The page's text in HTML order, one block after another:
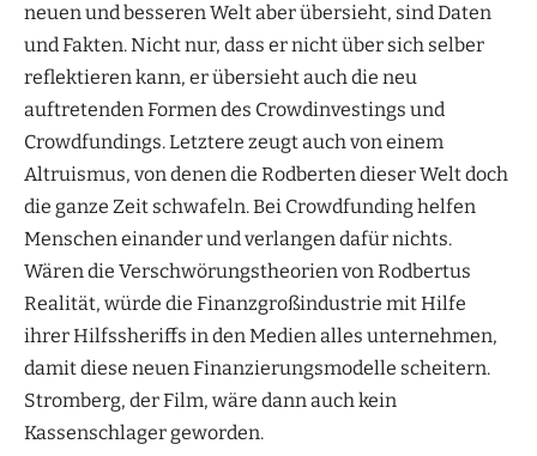
neuen und besseren Welt aber übersieht, sind Daten
und Fakten. Nicht nur, dass er nicht über sich selber
reflektieren kann, er übersieht auch die neu
auftretenden Formen des Crowdinvestings und
Crowdfundings. Letztere zeugt auch von einem
Altruismus, von denen die Rodberten dieser Welt doch
die ganze Zeit schwafeln. Bei Crowdfunding helfen
Menschen einander und verlangen dafür nichts.
Wären die Verschwörungstheorien von Rodbertus
Realität, würde die Finanzgroßindustrie mit Hilfe
ihrer Hilfssheriffs in den Medien alles unternehmen,
damit diese neuen Finanzierungsmodelle scheitern.
Stromberg, der Film, wäre dann auch kein
Kassenschlager geworden.